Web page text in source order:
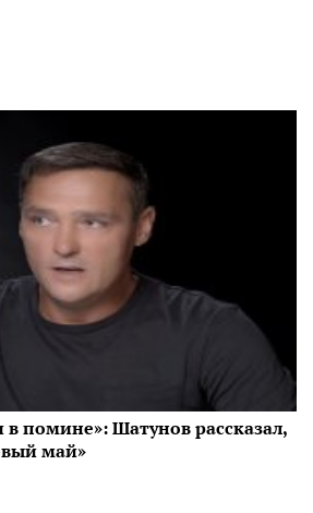
в помине»: Шатунов рассказал,
май»